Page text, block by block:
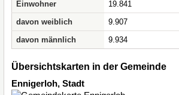
Einwohner
19.841
davon weiblich
9.907
davon männlich
9.934
Übersichtskarten in der Gemeinde
Ennigerloh, Stadt